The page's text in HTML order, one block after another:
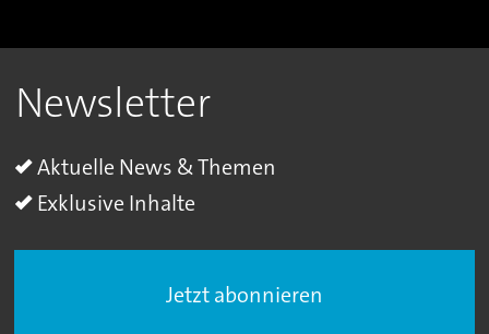
Newsletter
Aktuelle News & Themen
Exklusive Inhalte
Jetzt abonnieren